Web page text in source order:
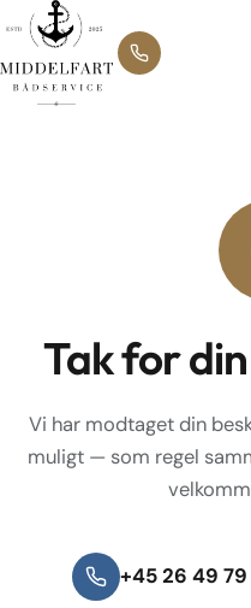
Tak for
Vi har modtaget din
muligt — som regel
+45 26 49 79